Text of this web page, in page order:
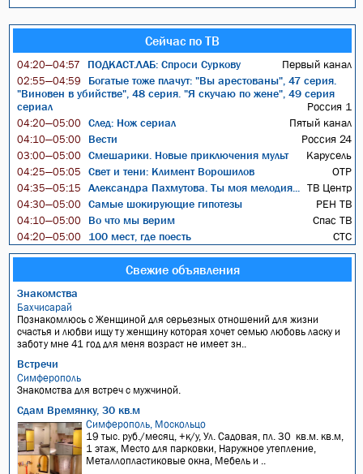
Сейчас по ТВ
04:20—04:57 ПОДКАСТ.ЛАБ: Спроси Суркову Первый канал
02:55—04:59
Богатые тоже плачут: "Вы арестованы", 47 серия.
"Виновен в убийстве", 48 серия. "Я скучаю по жене", 49 серия
сериал
Россия 1
04:20—05:00 След: Нож сериал Пятый канал
04:10—05:00 Вести Россия 24
03:00—05:00 Смешарики. Новые приключения мульт Карусель
04:25—05:05 Свет и тени: Климент Ворошилов ОТР
04:35—05:15 Александра Пахмутова. Ты моя мелодия... ТВ Центр
04:30—05:00 Самые шокирующие гипотезы РЕН ТВ
04:10—05:00 Во что мы верим Спас ТВ
04:20—05:00 100 мест, где поесть СТС
Свежие объявления
Знакомства
Бахчисарай
Познакомлюсь с Женщиной для серьезных отношений для жизни
счастья и любви ищу ту женщину которая хочет семью любовь ласку и
заботу мне 41 год для меня возраст не имеет зн..
Встречи
Симферополь
Знакомства для встреч с мужчиной.
Сдам Времянку, 30 кв.м
Симферополь, Москольцо
19 тыс. руб./месяц, +к/у, Ул. Садовая, пл. 30 кв.м. кв.м,
1 этаж, Место для парковки, Наружное утепление,
Металлопластиковые окна, Мебель и ..